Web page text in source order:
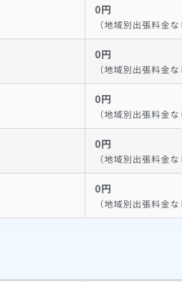
0円
（地域別出張料金
0円
（地域別出張料金
0円
（地域別出張料金
0円
（地域別出張料金
0円
（地域別出張料金